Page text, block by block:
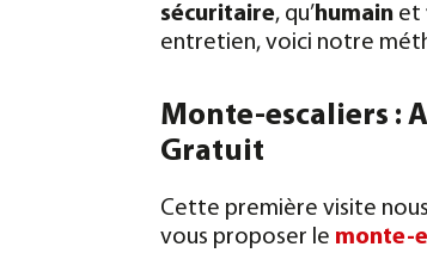
sécuritaire, qu’humain et
entretien, voici notre
Monte-escaliers :
Gratuit
Cette première visite
vous proposer le monte-